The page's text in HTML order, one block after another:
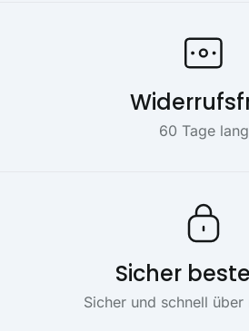
60 Tage lang
Sicher
Sicher und schnell